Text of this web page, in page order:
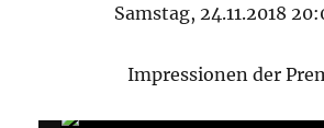
Samstag, 24.11.2018
Impressionen der